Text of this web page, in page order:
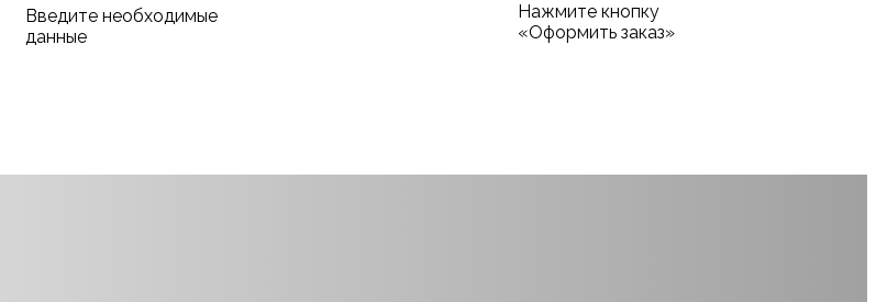
Введите необходимые
данные
Нажмите кнопку
«Оформить заказ»